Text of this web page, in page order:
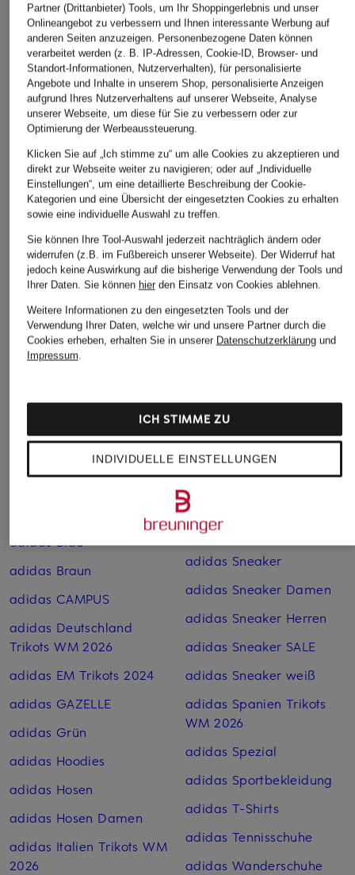
Radweste M KURO
AIR VEST
80 €
Bestpreis:68 €
Ursprünglich:100 €
Men
190 €
Weste
249,99 €
Bestpreis:212,49 €
Ursprünglich:395 €
Weitere Kategorien
adidas Adiletten
adidas Argentinien
Trikots WM 2026
adidas Baumwoll-
adidas Baumwoll-Shorts
adidas Blau
adidas Braun
adidas CAMPUS
adidas Deutschland
Trikots WM 2026
adidas EM Trikots 2024
adidas GAZELLE
adidas Grün
adidas Hoodies
adidas Hosen
adidas Hosen Damen
adidas Italien Trikots WM
2026
adidas Pink
adidas Retro Sneaker
adidas SAMBA
adidas Schuhe
adidas Schwarz
adidas Shorts
adidas SL 72
adidas Sneaker
adidas Sneaker Damen
adidas Sneaker Herren
adidas Sneaker SALE
adidas Sneaker weiß
adidas Spanien Trikots
WM 2026
adidas Spezial
adidas Sportbekleidung
adidas T-Shirts
adidas Tennisschuhe
adidas Wanderschuhe
Partner (Drittanbieter) Tools, um Ihr Shoppingerlebnis und unser
Onlineangebot zu verbessern und Ihnen interessante Werbung auf
anderen Seiten anzuzeigen. Personenbezogene Daten können
verarbeitet werden (z. B. IP-Adressen, Cookie-ID, Browser- und
Standort-Informationen, Nutzerverhalten), für personalisierte
Angebote und Inhalte in unserem Shop, personalisierte Anzeigen
aufgrund Ihres Nutzerverhaltens auf unserer Webseite, Analyse
unserer Webseite, um diese für Sie zu verbessern oder zur
Optimierung der Werbeaussteuerung.
Klicken Sie auf „Ich stimme zu“ um alle Cookies zu akzeptieren und
direkt zur Webseite weiter zu navigieren; oder auf „Individuelle
Einstellungen“, um eine detaillierte Beschreibung der Cookie-
Kategorien und eine Übersicht der eingesetzten Cookies zu erhalten
sowie eine individuelle Auswahl zu treffen.
Sie können Ihre Tool-Auswahl jederzeit nachträglich ändern oder
widerrufen (z.B. im Fußbereich unserer Webseite). Der Widerruf hat
jedoch keine Auswirkung auf die bisherige Verwendung der Tools und
Ihrer Daten. Sie können hierden Einsatz von Cookies ablehnen.
Weitere Informationen zu den eingesetzten Tools und der
Verwendung Ihrer Daten, welche wir und unsere Partner durch die
Cookies erheben, erhalten Sie in unserer Datenschutzerklärungund
Impressum.
INDIVIDUELLE EINSTELLUNGEN
ICH STIMME ZU